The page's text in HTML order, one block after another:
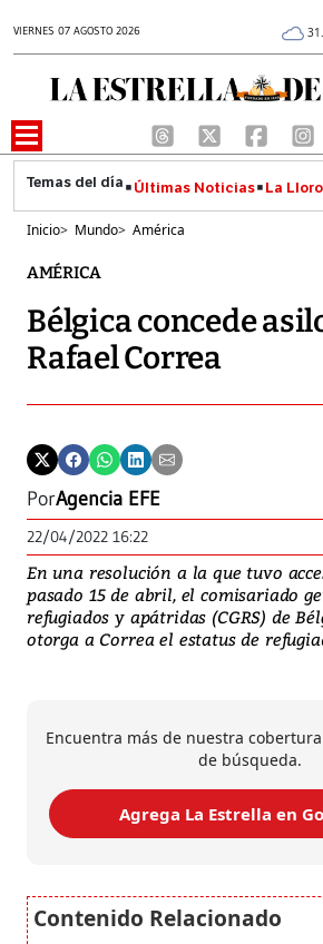
VIERNES 07 AGOSTO 2026
Últimas Noticias La
Inicio> Mundo> América
AMÉRICA
Bélgica concede
Rafael Correa
PorAgencia EFE
22/04/2022 16:22
En una resolución a la que tuvo
pasado 15 de abril, el comisariado
refugiados y apátridas (CGRS) de
otorga a Correa el estatus de
Encuentra más de nuestra
de búsqueda.
Agrega La Estrella en